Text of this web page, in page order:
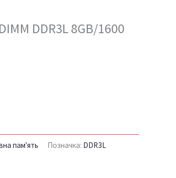
DDR3L 8GB/1600
пам'ять Позначка: DDR3L